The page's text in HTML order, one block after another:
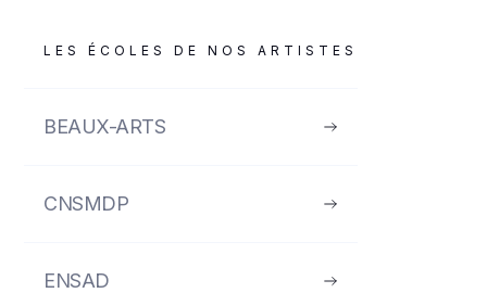
LES ÉCOLES DE NOS ARTISTES
BEAUX-ARTS
CNSMDP
ENSAD